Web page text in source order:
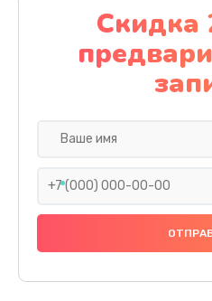
Замена
1100
Замена
1000
Скидка